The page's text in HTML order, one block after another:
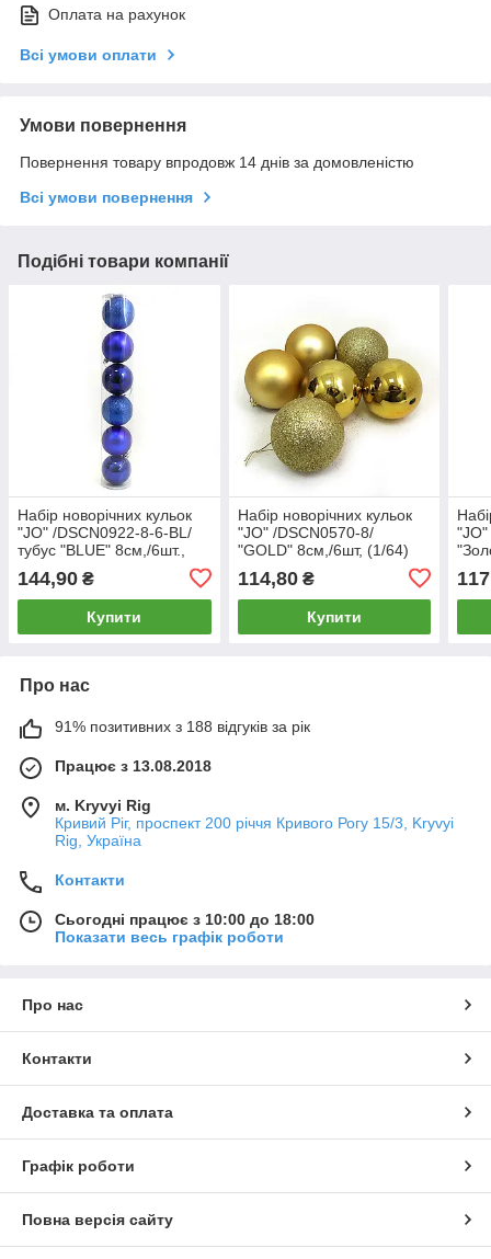
Оплата на рахунок
Всі умови оплати
Умови повернення
Повернення товару впродовж 14 днів за домовленістю
Всі умови повернення
Подібні товари компанії
Набір новорічних кульок
"JO" /DSCN0922-8-6-BL/
тубус "BLUE" 8см,/6шт.,
144,90 ₴
Купити
Набір новорічних кульок
"JO" /DSCN0570-8/
"GOLD" 8см,/6шт, (1/64)
114,80₴
Купити
Про нас
91% позитивних з 188 відгуків за рік
Працює з 13.08.2018
м. Kryvyi Rig
Кривий Ріг, проспект 200 річчя Кривого Рогу 15/3, Kryvyi
Rig, Україна
Контакти
Сьогодні працює з 10:00 до 18:00
Показати весь графік роботи
Про нас
Контакти
Доставка та оплата
Графік роботи
Повна версія сайту